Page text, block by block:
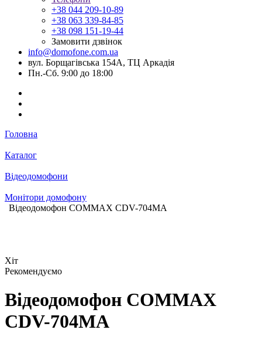
+38 044 209-10-89
+38 063 339-84-85
+38 098 151-19-44
Замовити дзвінок
info@domofone.com.ua
вул. Борщагівська 154А, ТЦ Аркадія
Пн.-Сб. 9:00 до 18:00
Головна
Каталог
Відеодомофони
Монітори домофону
Відеодомофон COMMAX CDV-704MA
Хіт
Рекомендуємо
Відеодомофон COMMAX
CDV-704MA